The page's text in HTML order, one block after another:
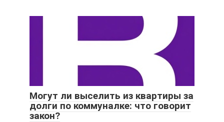
Могут ли выселить из квартиры за
долги по коммуналке: что говорит
закон?